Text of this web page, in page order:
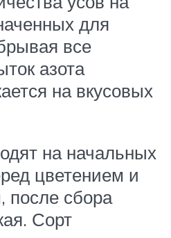
для
все
азота
на вкусовых
на начальных
цветением и
после сбора
Сорт